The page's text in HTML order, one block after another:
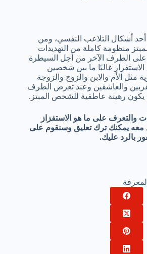
أحد أشكال التلاعب النفسي، ومن
منظومة كاملة من التهديدات
على الطرف الآخر من أجل السيطرة
غالبًا ما بين شخصين
مثل الأم والابن والزوج والزوجة
والعاشقين وعند تعرض الطرف
يكون رهينة عاطفية للشخص المبتز.
والتعرف على ما هو الاستفزاز
معه يمكنك ترك تعليق وسنقوم على
بالرد عليك.